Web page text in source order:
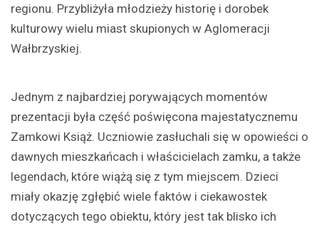
regionu. Przybliżyła młodzieży historię i dorobek
kulturowy wielu miast skupionych w Aglomeracji
Wałbrzyskiej.
Jednym z najbardziej porywających momentów
prezentacji była część poświęcona majestatycznemu
Zamkowi Książ. Uczniowie zasłuchali się w opowieści o
dawnych mieszkańcach i właścicielach zamku, a także
legendach, które wiążą się z tym miejscem. Dzieci
miały okazję zgłębić wiele faktów i ciekawostek
dotyczących tego obiektu, który jest tak blisko ich